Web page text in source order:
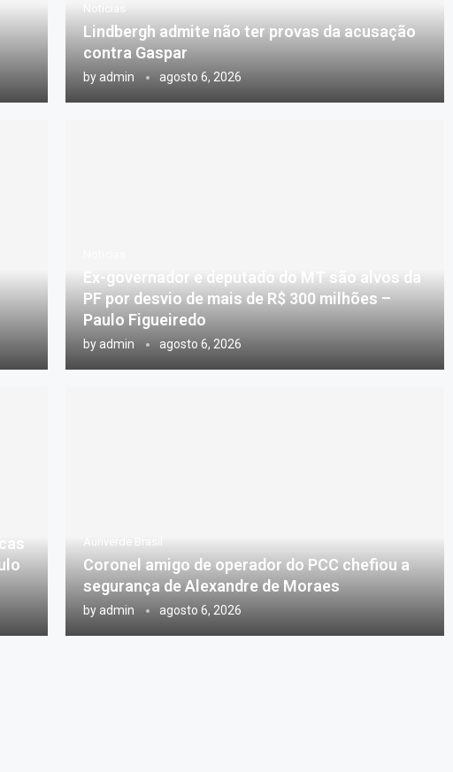
Notícias
Lindbergh admite não ter provas da acusação
contra Gaspar
by admin agosto 6, 2026
Ex-governador e deputado do MT são alvos da
PF por desvio de mais de R$ 300 milhões –
Paulo Figueiredo
by admin agosto 6, 2026
Auriverde Brasil
Coronel amigo de operador do PCC chefiou a
segurança de Alexandre de Moraes
byadmin agosto 6, 2026